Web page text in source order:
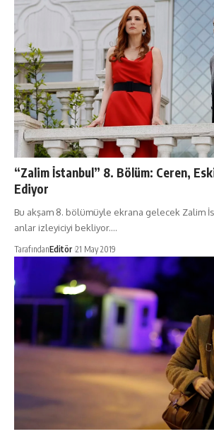
“Zalim İstanbul” 8. Bölüm: Ceren,
Ediyor
Bu akşam 8. bölümüyle ekrana gelecek Zalim
anlar izleyiciyi bekliyor.…
TarafındanEditör 21 May 2019